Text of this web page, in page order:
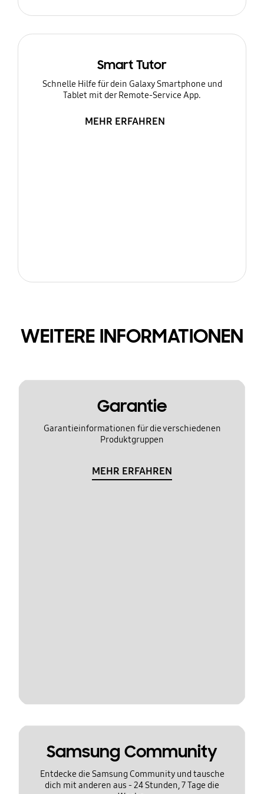
Smart Tutor
Schnelle Hilfe für dein Galaxy Smartphone und
Tablet mit der Remote-Service App.
MEHR ERFAHREN
WEITERE INFORMATIONEN
Garantie
Garantieinformationen für die verschiedenen
Produktgruppen
MEHR ERFAHREN
Samsung Community
Entdecke die Samsung Community und tausche
dich mit anderen aus - 24 Stunden, 7 Tage die